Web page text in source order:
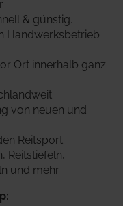
& günstig.
Handwerksbetrieb
Ort innerhalb ganz
von neuen und
Reitsport.
und mehr.